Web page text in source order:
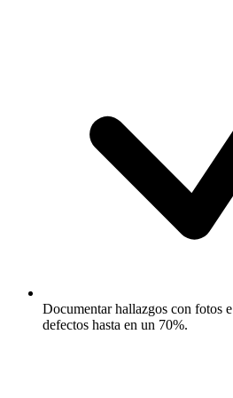
Documentar hallazgos con fotos
defectos hasta en un 70%.